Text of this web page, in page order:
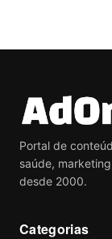
Portal de
saúde,
desde 2000.
Categorias